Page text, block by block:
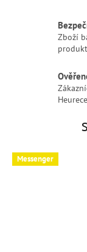
Zboží
Messenger